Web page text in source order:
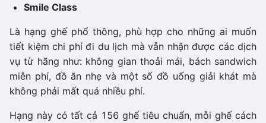
Smile Class
Là hạng ghế phổ thông, phù hợp cho những ai muốn
tiết kiệm chi phí đi du lịch mà vẫn nhận được các dịch
vụ từ hãng như: không gian thoải mái, bách sandwich
miễn phí, đồ ăn nhẹ và một số đồ uống giải khát mà
không phải mất quá nhiều phí.
Hạng này có tất cả 156 ghế tiêu chuẩn, mỗi ghế cách